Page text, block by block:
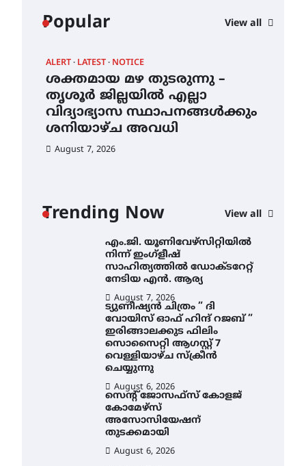
Popular View all
ALERT LATEST NOTICE
ശക്തമായ മഴ തുടരുന്നു –
തൃശൂർ ജില്ലയിൽ എല്ലാ
വിദ്യാഭ്യാസ സ്ഥാപനങ്ങൾക്കും
ശനിയാഴ്ച അവധി
August 7, 2026
Trending Now View all
എക്സ്പോയുമായി എസ്
August 6, 2026
സർഗ്ഗസാഹിതി-
കവിതാസംഗമം 2026 കവിതാ
ചർച്ച കാട്ടൂർ, ടി. കെ. ബാലൻ
ഹാളിൽ 16ന്
August 6, 2026
ശനിയാഴ്ച അവധി
എം.ജി. യൂണിവേഴ്‌സിറ്റിയിൽ
നിന്ന് ഇംഗ്ളീഷ്
സാഹിത്യത്തിൽ ഡോക്ടറേറ്റ്
നേടിയ എൻ. ആര്യ
August 7, 2026
ട്യുണീഷ്യൻ ചിത്രം ” ദി
വോയിസ് ഓഫ് ഹിന്ദ് റജബ് ”
ഇരിങ്ങാലക്കുട ഫിലിം
സൊസൈറ്റി ആഗസ്റ്റ് 7
വെള്ളിയാഴ്ച സ്‌ക്രീൻ
ചെയ്യുന്നു
August 6, 2026
സെന്റ് ജോസഫ്സ് കോളജ്
കോമേഴ്‌സ്
അസോസിയേഷന്
തുടക്കമായി
August 6, 2026